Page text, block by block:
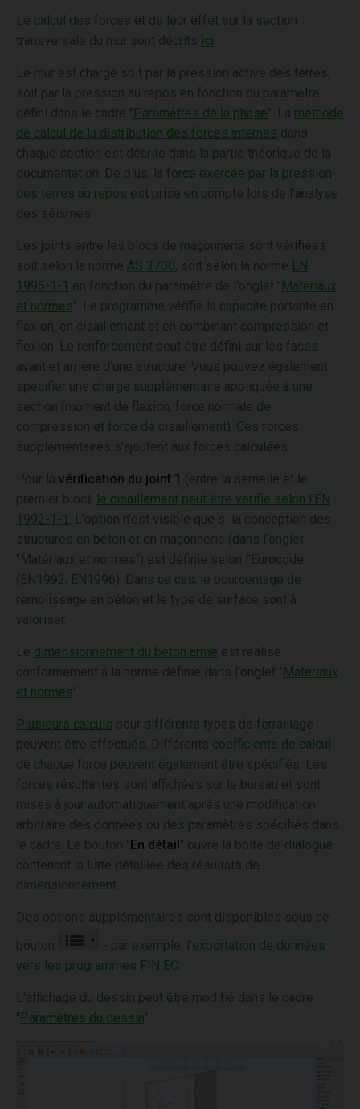
Le calcul des forces et de leur effet sur la section
transversale du mur sont décrits ici
Le mur est chargé soit par la pression active des terres,
soit par la pression au repos en fonction du paramètre
défini dans le cadre "Paramètres de la phase". La méthode
de calcul de la distribution des forces internes dans
chaque section est décrite dans la partie théorique de la
documentation. De plus, la force exercée par la pression
des terres au repos est prise en compte lors de l'analyse
des séismes.
Les joints entre les blocs de maçonnerie sont vérifiées
soit selon la norme AS 3700, soit selon la norme EN
1996-1-1 en fonction du paramètre de l'onglet "Matériaux
et normes". Le programme vérifie la capacité portante en
flexion, en cisaillement et en combinant compression et
flexion. Le renforcement peut être défini sur les faces
avant et arrière d'une structure. Vous pouvez également
spécifier une charge supplémentaire appliquée à une
section (moment de flexion, force normale de
compression et force de cisaillement). Ces forces
supplémentaires s'ajoutent aux forces calculées.
Pour la vérification du joint 1 (entre la semelle et le
premier bloc), le cisaillement peut être vérifié selon l'EN
1992-1-1
. L'option n'est visible que si la conception des
structures en béton et en maçonnerie (dans l'onglet
"Matériaux et normes") est définie selon l'Eurocode
(EN1992, EN1996). Dans ce cas, le pourcentage de
remplissage en béton et le type de surface sont à
valoriser.
Le dimensionnement du béton armé est réalisé
conformément à la norme définie dans l'onglet "Matériaux
et normes".
Plusieurs calculs pour différents types de ferraillage
peuvent être effectués. Différents coefficients de calcul
de chaque force peuvent également être spécifiés. Les
forces résultantes sont affichées sur le bureau et sont
mises à jour automatiquement après une modification
arbitraire des données ou des paramètres spécifiés dans
le cadre. Le bouton "En détail" ouvre la boîte de dialogue
contenant la liste détaillée des résultats de
dimensionnement.
Des options supplémentaires sont disponibles sous ce
bouton
- par exemple, l'exportation de données
vers les programmes FIN EC
L'affichage du dessin peut être modifié dans le cadre
"Paramètres du dessin".